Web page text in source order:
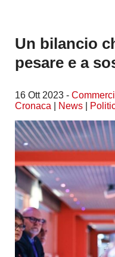
Un bilancio
pesare e a
16 Ott 2023 -
Cronaca
News